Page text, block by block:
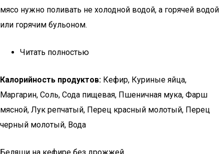
мясо нужно поливать не холодной водой, а горячей водой
или горячим бульоном.
Читать полностью
Калорийность продуктов: Кефир, Куриные яйца,
Маргарин, Соль, Сода пищевая, Пшеничная мука, Фарш
мясной, Лук репчатый, Перец красный молотый, Перец
черный молотый, Вода